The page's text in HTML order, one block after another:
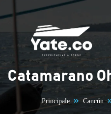
Vai al contenuto
Catamarano
Principale Cancún